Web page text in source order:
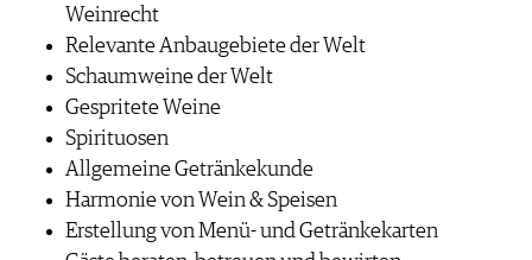
Weinrecht
Relevante Anbaugebiete der Welt
Schaumweine der Welt
Gespritete Weine
Spirituosen
Allgemeine Getränkekunde
Harmonie von Wein & Speisen
Erstellung von Menü- und Getränkekarten